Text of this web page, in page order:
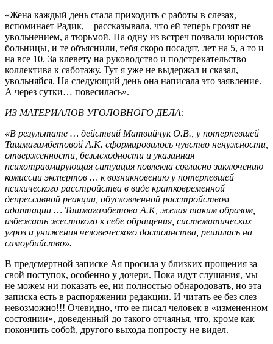
«Жена каждый день стала приходить с работы в слезах, –
вспоминает Радик, – рассказывала, что ей теперь грозят не
увольнением, а тюрьмой. На одну из встреч позвали юристов
больницы, и те объяснили, тебя скоро посадят, лет на 5, а то и
на все 10. За клевету на руководство и подстрекательство
коллектива к саботажу. Тут я уже не выдержал и сказал,
увольняйся. На следующий день она написала это заявление.
А через сутки… повесилась».
ИЗ МАТЕРИАЛОВ УГОЛОВНОГО ДЕЛА:
«В результате … действий Матвийчук О.В., у потерпевшей
Ташмагамбетовой А.К. сформировалось чувство ненужности,
отверженности, безысходности и указанная
психотравмирующая ситуация повлекла согласно заключению
комиссии экспертов … к возникновению у потерпевшей
психического расстройства в виде кратковременной
депрессивной реакции, обусловленной расстройством
адаптации … Ташмагамбетова А.К, желая таким образом,
избежать жестокого к себе обращения, систематических
угроз и унижения человеческого достоинства, решилась на
самоубийство».
В предсмертной записке Ая просила у близких прощения за
свой поступок, особенно у дочери. Пока идут слушания, мы
не можем ни показать ее, ни полностью обнародовать, но эта
записка есть в распоряжении редакции. И читать ее без слез –
невозможно!!! Очевидно, что ее писал человек в «измененном
состоянии», доведенный до такого отчаянья, что, кроме как
покончить собой, другого выхода попросту не видел.